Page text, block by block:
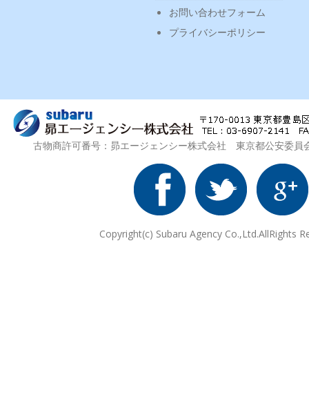
お問い合わせフォーム
プライバシーポリシー
古物商許可番号：昴エージェンシー株式会社 東京都公安委
Copyright(c) Subaru Agency Co.,Ltd.AllRights